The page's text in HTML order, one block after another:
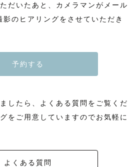
だいたあと、カメラマンがメール
のヒアリングをさせていただき
予約する
したら、よくある質問をご覧くだ
をご用意していますのでお気軽に
よくある質問